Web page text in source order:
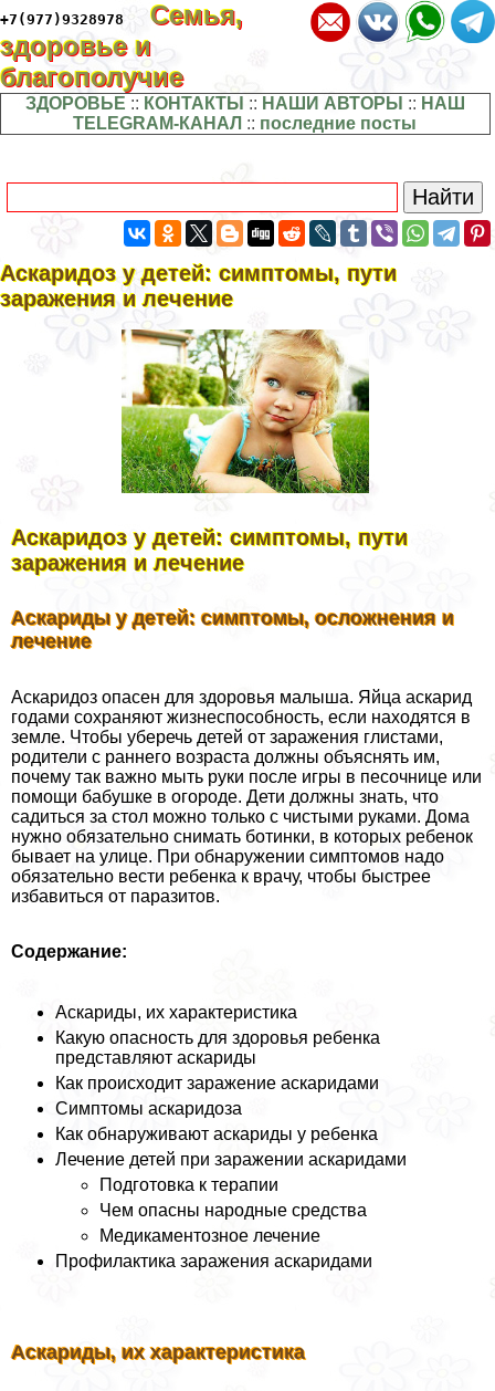
+7(977)9328978
Семья,
здоровье и
благополучие
ЗДОРОВЬЕ :: КОНТАКТЫ :: НАШИ АВТОРЫ :: НАШ
TELEGRAM-КАНАЛ :: последние посты
Аскаридоз у детей: симптомы, пути
заражения и лечение
Аскаридоз у детей: симптомы, пути
заражения и лечение
Аскариды у детей: симптомы, осложнения и
лечение
Аскаридоз опасен для здоровья малыша. Яйца аскарид
годами сохраняют жизнеспособность, если находятся в
земле. Чтобы уберечь детей от заражения глистами,
родители с раннего возраста должны объяснять им,
почему так важно мыть руки после игры в песочнице или
помощи бабушке в огороде. Дети должны знать, что
садиться за стол можно только с чистыми руками. Дома
нужно обязательно снимать ботинки, в которых ребенок
бывает на улице. При обнаружении симптомов надо
обязательно вести ребенка к врачу, чтобы быстрее
избавиться от паразитов.
Содержание:
Аскариды, их хаpaктеристика
Какую опасность для здоровья ребенка
представляют аскариды
Как происходит заражение аскаридами
Симптомы аскаридоза
Как обнаруживают аскариды у ребенка
Лечение детей при заражении аскаридами
Подготовка к терапии
Чем опасны народные средства
Медикаментозное лечение
Профилактика заражения аскаридами
Аскариды, их хаpaктеристика